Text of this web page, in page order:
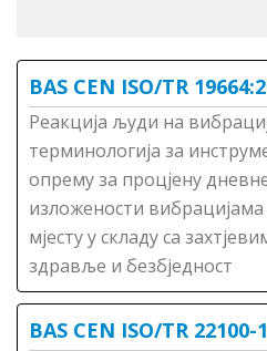
BAS CEN ISO/TR
Реакција људи на
терминологија за
опрему за процјену
изложености
мјесту у складу са
здравље и безбједност
BAS CEN ISO/TR 22100-